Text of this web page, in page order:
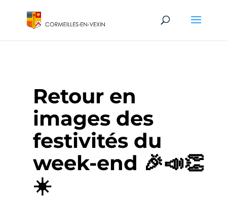
Retour en
images des
festivités du
week-end 🎉📣👏
☀️